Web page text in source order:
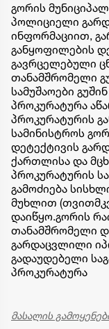
გორის
პოლიციელი
ინფორმაციით,
განყოფილების
გავრცელებული
თანამშრომელი
სამუშაოები
პროკურატურა
პროკურატურის
სამინისტროს
დეტექტივის
ქართლისა და
პროკურატურის
გამოძიება
მუხლით
დაიწყო.გორის
თანამშრომელი
გარდაცვლილი
გადაუდებელი
პროკურატურა
მასალის